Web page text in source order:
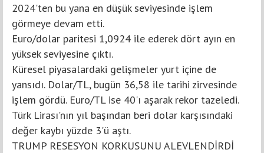
2024'ten bu yana en düşük seviyesinde işlem
görmeye devam etti.
Euro/dolar paritesi 1,0924 ile ederek dört ayın en
yüksek seviyesine çıktı.
Küresel piyasalardaki gelişmeler yurt içine de
yansıdı. Dolar/TL, bugün 36,58 ile tarihi zirvesinde
işlem gördü. Euro/TL ise 40'ı aşarak rekor tazeledi.
Türk Lirası'nın yıl başından beri dolar karşısındaki
değer kaybı yüzde 3'ü aştı.
TRUMP RESESYON KORKUSUNU ALEVLENDİRDİ